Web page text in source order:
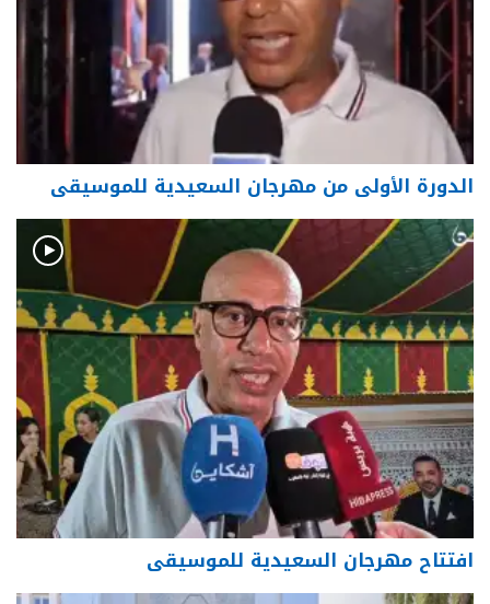
الدورة الأولى من مهرجان السعيدية للموسيقى
افتتاح مهرجان السعيدية للموسيقى